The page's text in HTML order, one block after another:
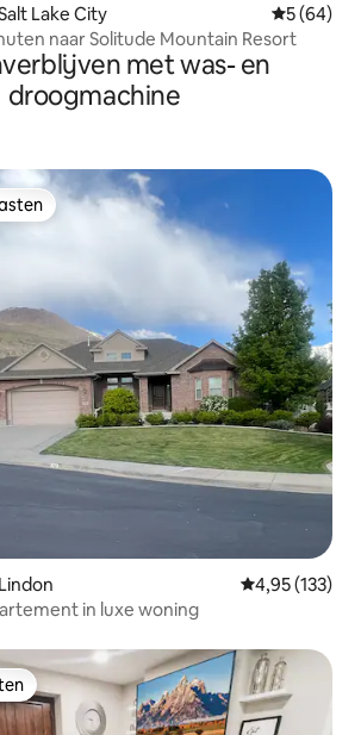
Lake City
5 (64)
naar Solitude Mountain Resort
met was- en
droogmachine
Gemiddelde
4,95 (133)
in luxe woning